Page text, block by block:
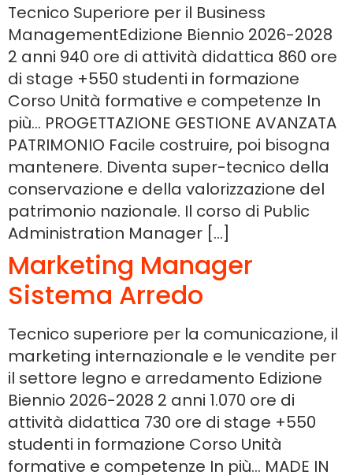
Tecnico Superiore per il Business
ManagementEdizione Biennio 2026-2028
2 anni 940 ore di attività didattica 860 ore
di stage +550 studenti in formazione
Corso Unità formative e competenze In
più… PROGETTAZIONE GESTIONE AVANZATA
PATRIMONIO Facile costruire, poi bisogna
mantenere. Diventa super-tecnico della
conservazione e della valorizzazione del
patrimonio nazionale. Il corso di Public
Administration Manager […]
Marketing Manager
Sistema Arredo
Tecnico superiore per la comunicazione, il
marketing internazionale e le vendite per
il settore legno e arredamento Edizione
Biennio 2026-2028 2 anni 1.070 ore di
attività didattica 730 ore di stage +550
studenti in formazione Corso Unità
formative e competenze In più… MADE IN